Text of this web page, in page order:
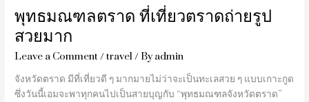
พุทธมณฑลตราด ที่เที่ยวตราดถ่ายรูป
สวยมาก
Leave a Comment/travel/ Byadmin
จังหวัดตราด มีที่เที่ยวดี ๆ มากมายไม่ว่าจะเป็นทะเลสวย ๆ แบบเกาะกูด
ซึ่งวันนี้เอมจะพาทุกคนไปเป็นสายบุญกับ “พุทธมณฑลจังหวัดตราด”